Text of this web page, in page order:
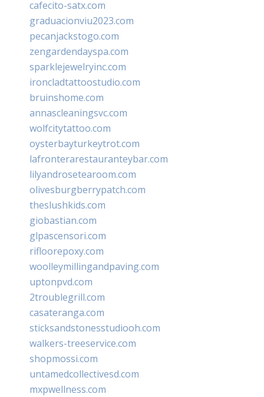
cafecito-satx.com
graduacionviu2023.com
pecanjackstogo.com
zengardendayspa.com
sparklejewelryinc.com
ironcladtattoostudio.com
bruinshome.com
annascleaningsvc.com
wolfcitytattoo.com
oysterbayturkeytrot.com
lafronterarestauranteybar.com
lilyandrosetearoom.com
olivesburgberrypatch.com
theslushkids.com
giobastian.com
glpascensori.com
rifloorepoxy.com
woolleymillingandpaving.com
uptonpvd.com
2troublegrill.com
casateranga.com
sticksandstonesstudiooh.com
walkers-treeservice.com
shopmossi.com
untamedcollectivesd.com
mxpwellness.com